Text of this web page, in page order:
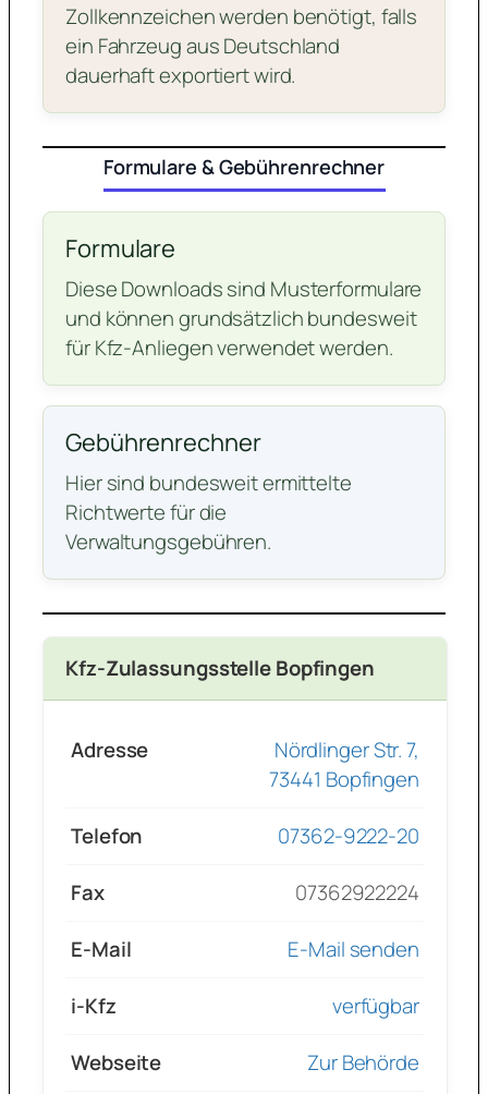
Zollkennzeichen werden benötigt, falls
ein Fahrzeug aus Deutschland
dauerhaft exportiert wird.
Formulare & Gebührenrechner
Formulare
Diese Downloads sind Musterformulare
und können grundsätzlich bundesweit
für Kfz-Anliegen verwendet werden.
Gebührenrechner
Hier sind bundesweit ermittelte
Richtwerte für die
Verwaltungsgebühren.
Kfz-Zulassungsstelle Bopfingen
Adresse
Nördlinger Str. 7,
73441 Bopfingen
Telefon
07362-9222-20
Fax
07362922224
E-Mail
E-Mail senden
i-Kfz
verfügbar
Webseite
Zur Behörde